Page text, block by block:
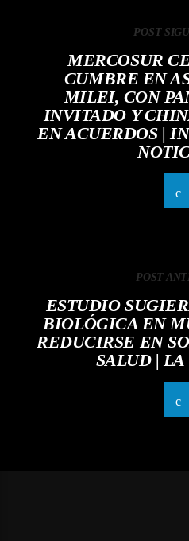
POST
MERCOSUR
CUMBRE EN
MILEI, CON
INVITADO Y
EN ACUERDOS |
POST
ESTUDIO
BIOLÓGICA EN
REDUCIRSE EN
SALUD |